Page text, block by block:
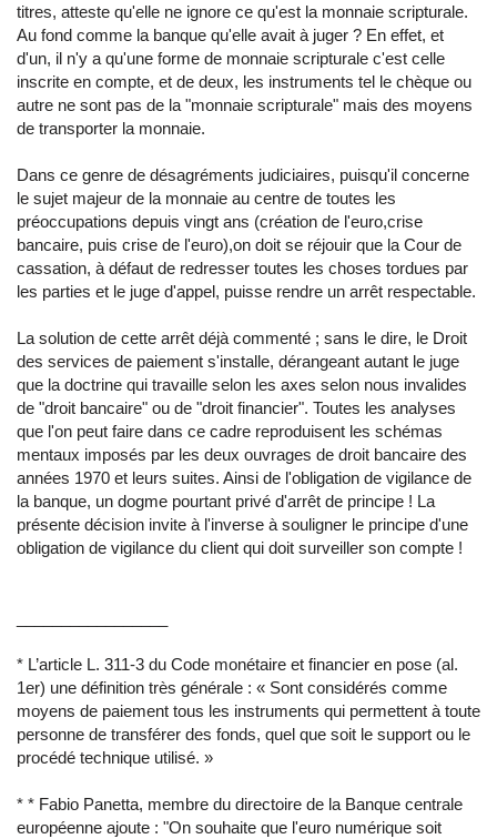
titres, atteste qu'elle ne ignore ce qu'est la monnaie scripturale.
Au fond comme la banque qu'elle avait à juger ? En effet, et
d'un, il n'y a qu'une forme de monnaie scripturale c'est celle
inscrite en compte, et de deux, les instruments tel le chèque ou
autre ne sont pas de la "monnaie scripturale" mais des moyens
de transporter la monnaie.
Dans ce genre de désagréments judiciaires, puisqu'il concerne
le sujet majeur de la monnaie au centre de toutes les
préoccupations depuis vingt ans (création de l'euro,crise
bancaire, puis crise de l'euro),on doit se réjouir que la Cour de
cassation, à défaut de redresser toutes les choses tordues par
les parties et le juge d'appel, puisse rendre un arrêt respectable.
La solution de cette arrêt déjà commenté ; sans le dire, le Droit
des services de paiement s'installe, dérangeant autant le juge
que la doctrine qui travaille selon les axes selon nous invalides
de "droit bancaire" ou de "droit financier". Toutes les analyses
que l'on peut faire dans ce cadre reproduisent les schémas
mentaux imposés par les deux ouvrages de droit bancaire des
années 1970 et leurs suites. Ainsi de l'obligation de vigilance de
la banque, un dogme pourtant privé d'arrêt de principe ! La
présente décision invite à l'inverse à souligner le principe d'une
obligation de vigilance du client qui doit surveiller son compte !
* L’article L. 311-3 du Code monétaire et financier en pose (al.
1er) une définition très générale : « Sont considérés comme
moyens de paiement tous les instruments qui permettent à toute
personne de transférer des fonds, quel que soit le support ou le
procédé technique utilisé. »
* * Fabio Panetta, membre du directoire de la Banque centrale
européenne ajoute : "On souhaite que l'euro numérique soit